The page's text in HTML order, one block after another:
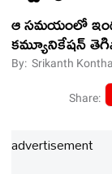
ఆ సమయంలో
కమ్యూనికేషన్
By:Srikanth
Share:
advertisement